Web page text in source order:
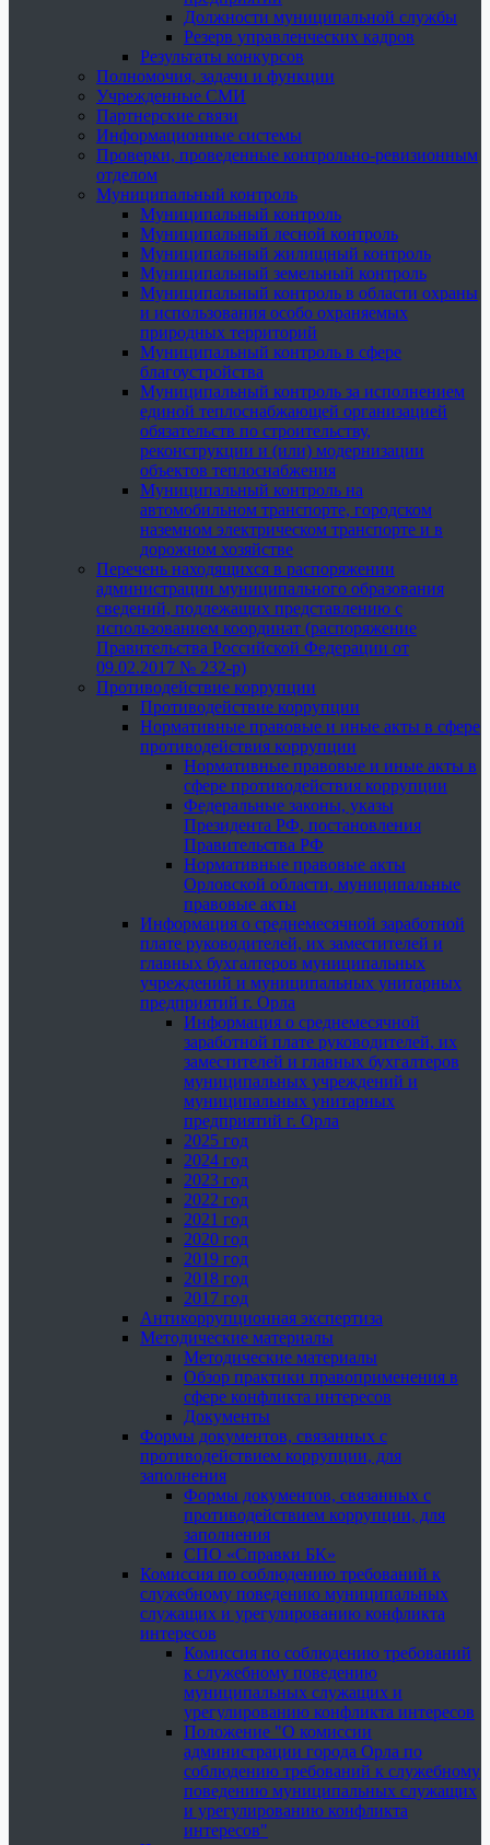
Должности муниципальной службы
Резерв управленческих кадров
Результаты конкурсов
Полномочия, задачи и функции
Учрежденные СМИ
Партнерские связи
Информационные системы
Проверки, проведенные контрольно-ревизионным
отделом
Муниципальный контроль
Муниципальный контроль
Муниципальный лесной контроль
Муниципальный жилищный контроль
Муниципальный земельный контроль
Муниципальный контроль в области охраны
и использования особо охраняемых
природных территорий
Муниципальный контроль в сфере
благоустройства
Муниципальный контроль за исполнением
единой теплоснабжающей организацией
обязательств по строительству,
реконструкции и (или) модернизации
объектов теплоснабжения
Муниципальный контроль на
автомобильном транспорте, городском
наземном электрическом транспорте и в
дорожном хозяйстве
Перечень находящихся в распоряжении
администрации муниципального образования
сведений, подлежащих представлению с
использованием координат (распоряжение
Правительства Российской Федерации от
09.02.2017 № 232-р)
Противодействие коррупции
Противодействие коррупции
Нормативные правовые и иные акты в сфере
противодействия коррупции
Нормативные правовые и иные акты в
сфере противодействия коррупции
Федеральные законы, указы
Президента РФ, постановления
Правительства РФ
Нормативные правовые акты
Орловской области, муниципальные
правовые акты
Информация о среднемесячной заработной
плате руководителей, их заместителей и
главных бухгалтеров муниципальных
учреждений и муниципальных унитарных
предприятий г. Орла
Информация о среднемесячной
заработной плате руководителей, их
заместителей и главных бухгалтеров
муниципальных учреждений и
муниципальных унитарных
предприятий г. Орла
2025 год
2024 год
2023 год
2022 год
2021 год
2020 год
2019 год
2018 год
2017 год
Антикоррупционная экспертиза
Методические материалы
Методические материалы
Обзор практики правоприменения в
сфере конфликта интересов
Документы
Формы документов, связанных с
противодействием коррупции, для
заполнения
Формы документов, связанных с
противодействием коррупции, для
заполнения
СПО «Справки БК»
Комиссия по соблюдению требований к
служебному поведению муниципальных
служащих и урегулированию конфликта
интересов
Комиссия по соблюдению требований
к служебному поведению
муниципальных служащих и
урегулированию конфликта интересов
Положение "О комиссии
администрации города Орла по
соблюдению требований к служебному
поведению муниципальных служащих
и урегулированию конфликта
интересов"